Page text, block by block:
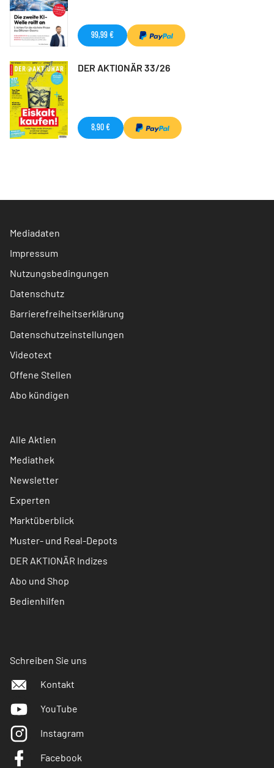
99,99 €
DER AKTIONÄR 33/26
8,90 €
Mediadaten
Impressum
Nutzungsbedingungen
Datenschutz
Barrierefreiheitserklärung
Datenschutzeinstellungen
Videotext
Offene Stellen
Abo kündigen
Alle Aktien
Mediathek
Newsletter
Experten
Marktüberblick
Muster- und Real-Depots
DER AKTIONÄR Indizes
Abo und Shop
Bedienhilfen
Schreiben Sie uns
Kontakt
YouTube
Instagram
Facebook